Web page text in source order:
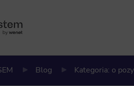
Blog Kategoria: o